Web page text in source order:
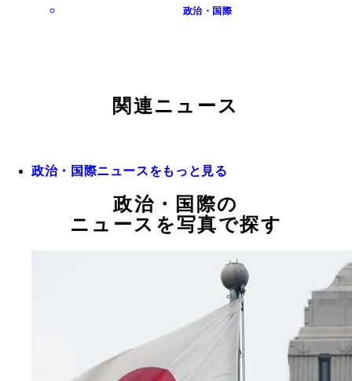
政治・国際
関連ニュース
政治・国際ニュースをもっと見る
政治・国際の
ニュースを写真で探す